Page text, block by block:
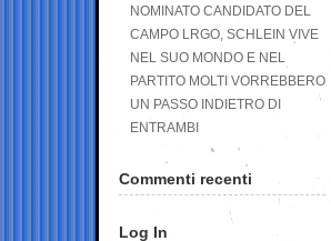
NOMINATO CANDIDATO DEL
CAMPO LRGO, SCHLEIN VIVE
NEL SUO MONDO E NEL
PARTITO MOLTI VORREBBERO
UN PASSO INDIETRO DI
ENTRAMBI
Commenti recenti
Log In